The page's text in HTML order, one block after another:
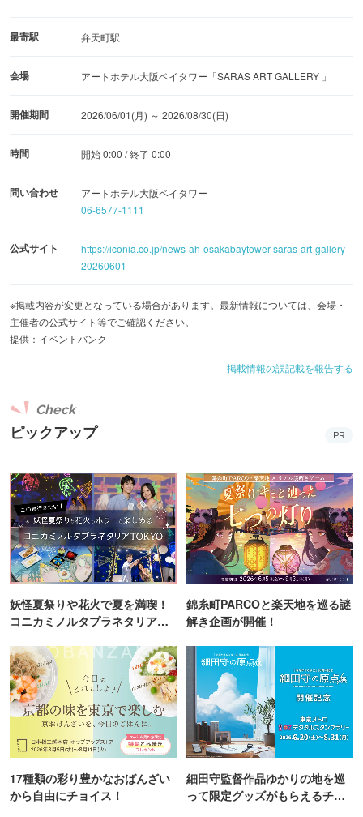
最寄駅 弁天町駅
会場 アートホテル大阪ベイタワー「SARAS ART GALLERY 」
開催期間 2026/06/01(月) ～ 2026/08/30(日)
時間 開始 0:00 / 終了 0:00
問い合わせ
アートホテル大阪ベイタワー
06-6577-1111
公式サイト
https://iconia.co.jp/news-ah-osakabaytower-saras-art-gallery-
20260601
※掲載内容が変更となっている場合があります。最新情報については、会場・
主催者の公式サイト等でご確認ください。
提供：イベントバンク
掲載情報の誤記載を報告する
ピックアップ
Check
PR
妖怪夏祭りや花火で夏を満喫！
コニカミノルタプラネタリア
錦糸町PARCOと楽天地を巡る謎
解き企画が開催！
17種類の彩り豊かなおばんざい
から自由にチョイス！
細田守監督作品ゆかりの地を巡
って限定グッズがもらえるチャ